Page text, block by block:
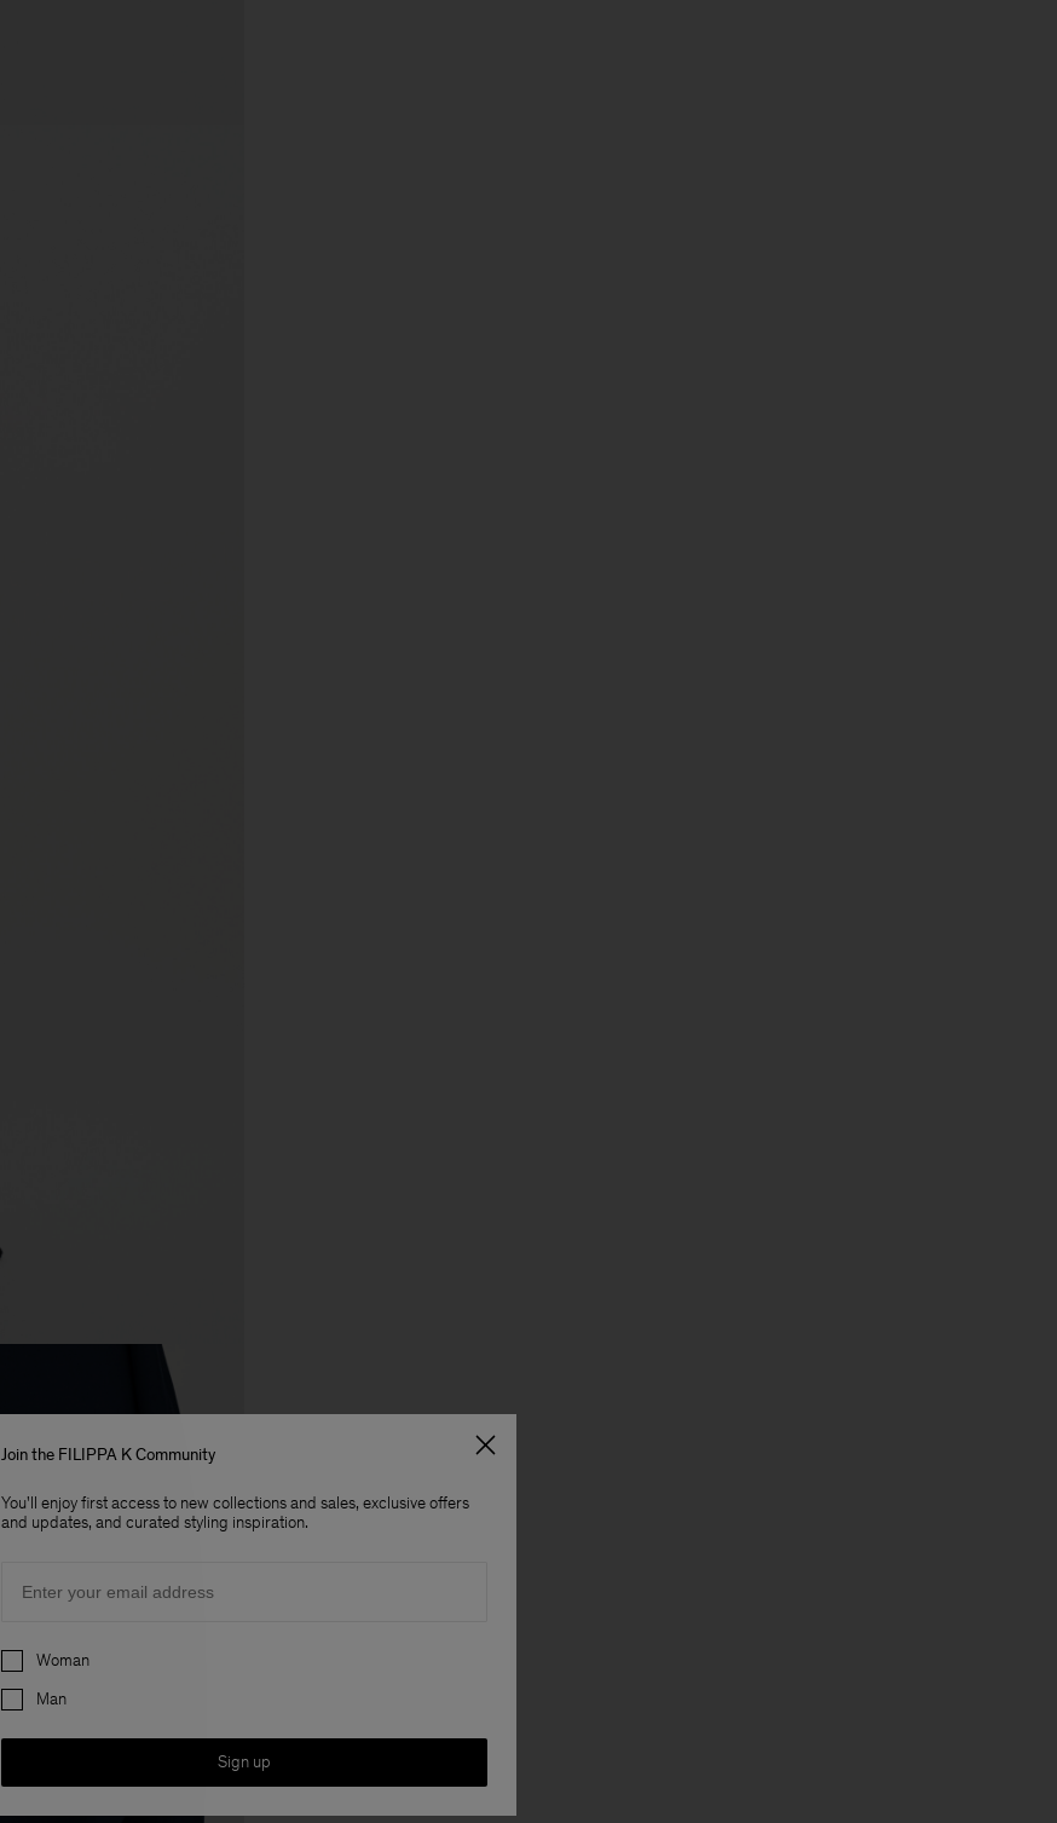
Join the FILIPPA K Community
You'll enjoy first access to new collections and sales, exclusive offers
and updates, and curated styling inspiration.
Preferences
Woman
Man
Sign up